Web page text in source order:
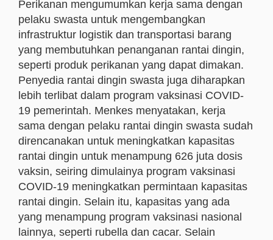
Perikanan mengumumkan kerja sama dengan
pelaku swasta untuk mengembangkan
infrastruktur logistik dan transportasi barang
yang membutuhkan penanganan rantai dingin,
seperti produk perikanan yang dapat dimakan.
Penyedia rantai dingin swasta juga diharapkan
lebih terlibat dalam program vaksinasi COVID-
19 pemerintah. Menkes menyatakan, kerja
sama dengan pelaku rantai dingin swasta sudah
direncanakan untuk meningkatkan kapasitas
rantai dingin untuk menampung 626 juta dosis
vaksin, seiring dimulainya program vaksinasi
COVID-19 meningkatkan permintaan kapasitas
rantai dingin. Selain itu, kapasitas yang ada
yang menampung program vaksinasi nasional
lainnya, seperti rubella dan cacar. Selain